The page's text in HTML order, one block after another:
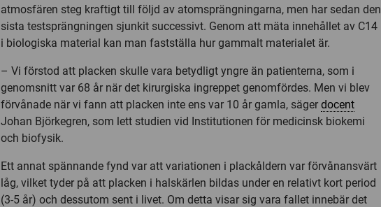
atmosfären steg kraftigt till följd av atomsprängningarna, men har sedan den
sista testsprängningen sjunkit successivt. Genom att mäta innehållet av C14
i biologiska material kan man fastställa hur gammalt materialet är.
– Vi förstod att placken skulle vara betydligt yngre än patienterna, som i
genomsnitt var 68 år när det kirurgiska ingreppet genomfördes. Men vi blev
förvånade när vi fann att placken inte ens var 10 år gamla, säger docent
Johan Björkegren, som lett studien vid Institutionen för medicinsk biokemi
och biofysik.
Ett annat spännande fynd var att variationen i plackåldern var förvånansvärt
låg, vilket tyder på att placken i halskärlen bildas under en relativt kort period
(3-5 år) och dessutom sent i livet. Om detta visar sig vara fallet innebär det